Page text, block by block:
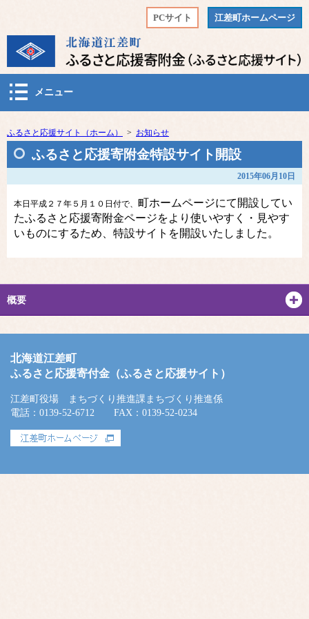
PCサイト 江差町ホームページ
メニュー
ふるさと応援サイト（ホーム） > お知らせ
ふるさと応援寄附金特設サイト開設
2015年06月10日
本日平成２７年５月１０日付で、 町ホームページにて開設してい
たふるさと応援寄附金ページをより使いやすく・見やす
いものにするため、特設サイトを開設いたしました。
概要
北海道江差町
ふるさと応援寄付金（ふるさと応援サイト）
江差町役場 まちづくり推進課まちづくり推進係
電話：0139-52-6712 FAX：0139-52-0234